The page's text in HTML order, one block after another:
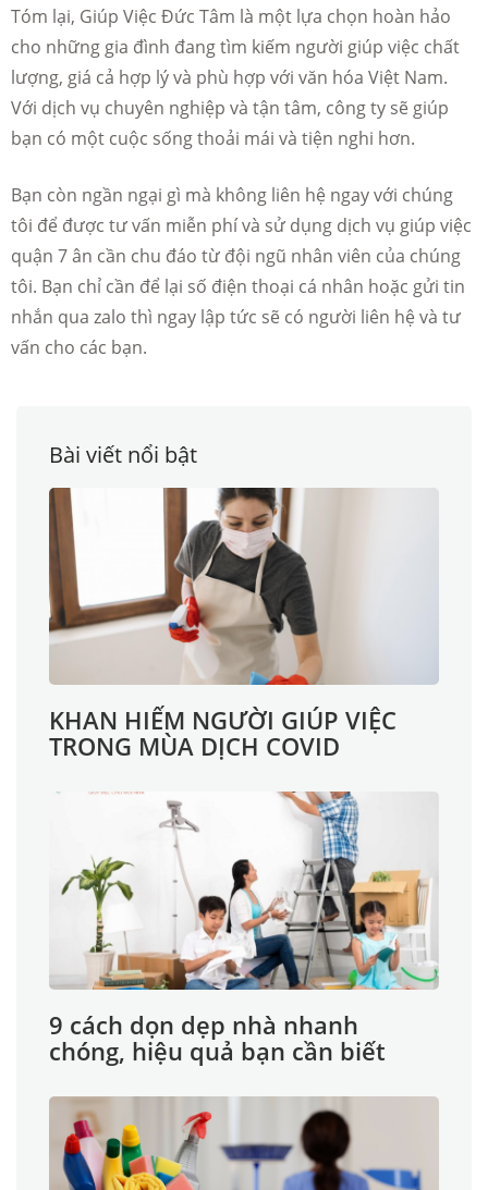
Tóm lại, Giúp Việc Đức Tâm là một lựa chọn hoàn hảo
cho những gia đình đang tìm kiếm người giúp việc chất
lượng, giá cả hợp lý và phù hợp với văn hóa Việt Nam.
Với dịch vụ chuyên nghiệp và tận tâm, công ty sẽ giúp
bạn có một cuộc sống thoải mái và tiện nghi hơn.
Bạn còn ngần ngại gì mà không liên hệ ngay với chúng
tôi để được tư vấn miễn phí và sử dụng dịch vụ giúp việc
quận 7 ân cần chu đáo từ đội ngũ nhân viên của chúng
tôi. Bạn chỉ cần để lại số điện thoại cá nhân hoặc gửi tin
nhắn qua zalo thì ngay lập tức sẽ có người liên hệ và tư
vấn cho các bạn.
Bài viết nổi bật
KHAN HIẾM NGƯỜI GIÚP VIỆC
TRONG MÙA DỊCH COVID
9 cách dọn dẹp nhà nhanh
chóng, hiệu quả bạn cần biết